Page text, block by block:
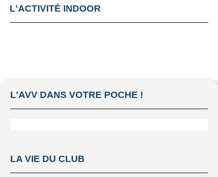
CONCOURS F5J DU
2025
AVION
FORUMS DES
ASSOCIATIONS
2025
L'ACTIVITÉ INDOOR
L'AVV DANS VOTRE POCHE !
LA VIE DU CLUB